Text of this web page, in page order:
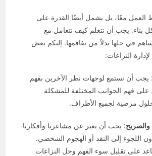
العمل معًا، بل يشمل أيضًا القدرة على
بناء. يجب أن نتعلم كيف نتعامل مع
في حلها بدلاً من تفاقمها. إليكم بعض
النزاعات:
: يجب أن نستمع لوجهات نظر الآخرين بفهم
على فهم الجوانب المختلفة للمشكلة
مرضية لجميع الأطراف.
والصريح: يجب أن نعبر عن مشاعرنا وأفكارنا
اللجوء إلى النقد أو الهجوم الشخصي.
على تقليل سوء الفهم وحل النزاعات